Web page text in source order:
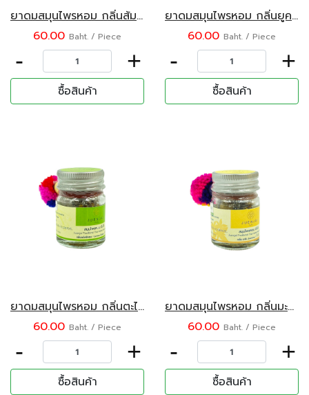
ยาดมสมุนไพรหอม กลิ่นส้มสีทอง ตราจื่นใจ๋
60.00 Baht. / Piece
- +
ซื้อสินค้า
ยาดมสมุนไพรหอม กลิ่นยูคาลิปตัส ตราจื่นใจ๋
60.00 Baht. / Piece
- +
ซื้อสินค้า
ยาดมสมุนไพรหอม กลิ่นตะไคร้หอม ตราจื่นใจ๋
60.00 Baht. / Piece
- +
ซื้อสินค้า
ยาดมสมุนไพรหอม กลิ่นมะลิ ตราจื่นใจ๋
60.00 Baht. / Piece
- +
ซื้อสินค้า